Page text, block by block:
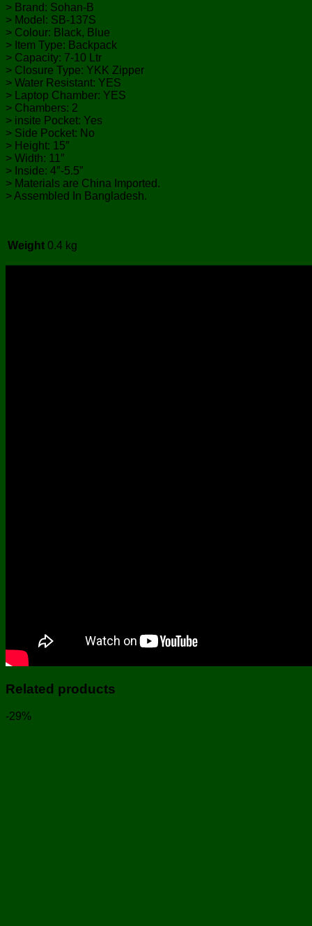
> Brand: Sohan-B
> Model: SB-137S
> Colour: Black, Blue
> Item Type: Backpack
> Capacity: 7-10 Ltr
> Closure Type: YKK Zipper
> Water Resistant: YES
> Laptop Chamber: YES
> Chambers: 2
> insite Pocket: Yes
> Side Pocket: No
> Height: 15″
> Width: 11″
> Inside: 4″-5.5”
> Materials are China Imported.
> Assembled In Bangladesh.
Weight 0.4 kg
Related products
-29%